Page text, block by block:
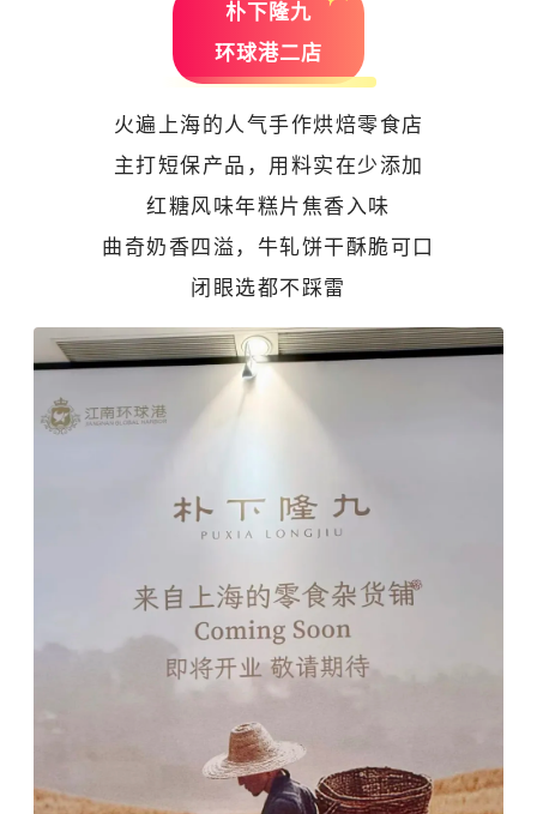
朴下隆九
环球港二店
火遍上海的人气手作烘焙零食店
主打短保产品，用料实在少添加
红糖风味年糕片焦香入味
曲奇奶香四溢，牛轧饼干酥脆可口
闭眼选都不踩雷